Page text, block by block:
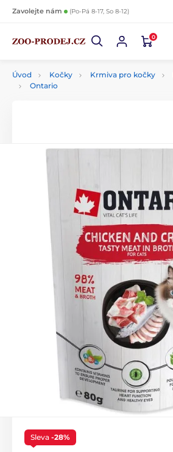
Zavolejte nám (Po-Pá 8-17, So 8-12)
0
Úvod Kočky Krmiva pro kočky
Ontario
Sleva -28%